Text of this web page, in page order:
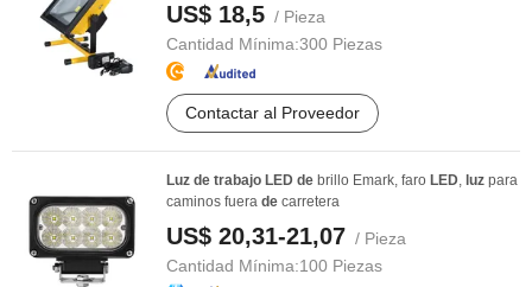
US$ 18,5 / Pieza
Cantidad Mínima:300 Piezas
Contactar al Proveedor
Luz de trabajo LED de brillo Emark, faro LED, luz para
caminos fuera de carretera
US$ 20,31-21,07 / Pieza
Cantidad Mínima:100 Piezas